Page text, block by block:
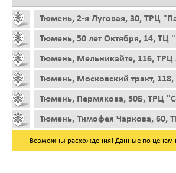
Тюмень, 2-я Луговая, 30, ТРЦ
Тюмень, 50 лет Октября, 14, ТЦ
Тюмень, Мельникайте, 116, ТРЦ
Тюмень, Московский тракт,
Тюмень, Пермякова, 50Б, ТРЦ
Тюмень, Тимофея Чаркова, 60,
Возможны расхождения! Данные по ценам